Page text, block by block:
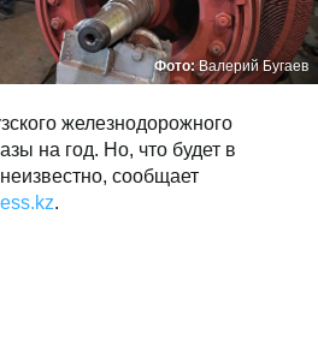
Фото:Валерий Бугаев
железнодорожного
на год. Но, что будет в
сообщает
.